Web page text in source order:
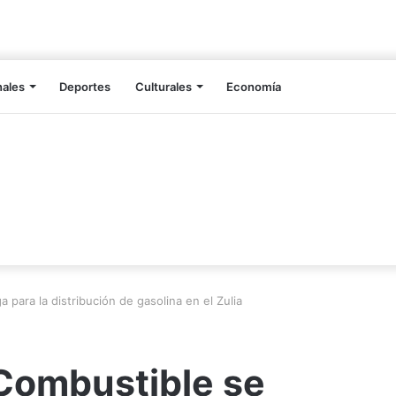
Deportes Culturales Economía
para la distribución de gasolina en el Zulia
se